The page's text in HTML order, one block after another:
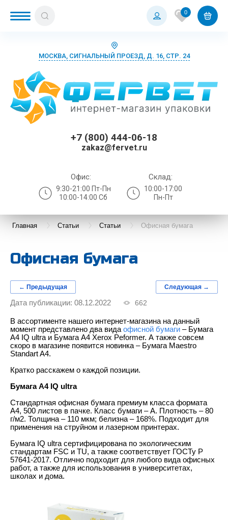
0
МОСКВА, СИГНАЛЬНЫЙ ПРОЕЗД, Д. 16, СТР. 24
+7 (800) 444-06-18
zakaz@fervet.ru
Офис:
9:30-21:00 Пт-Пн
10:00-14:00 Сб
Склад:
10:00-17:00
Пн-Пт
Главная Статьи Статьи Офисная бумага
Офисная бумага
← Предыдущая Следующая →
Дата публикации: 08.12.2022 662
В ассортименте нашего интернет-магазина на данный
момент представлено два вида офисной бумаги – Бумага
А4 IQ ultra и Бумага A4 Xerox Peformer. А также совсем
скоро в магазине появится новинка – Бумага Maestro
Standart A4.
Кратко расскажем о каждой позиции.
Бумага А4 IQ ultra
Стандартная офисная бумага премиум класса формата
A4, 500 листов в пачке. Класс бумаги – A. Плотность – 80
г/м2. Толщина – 110 мкм; белизна – 168%. Подходит для
применения на струйном и лазерном принтерах.
Бумага IQ ultra сертифицирована по экологическим
стандартам FSC и TU, а также соответствует ГОСТу Р
57641-2017. Отлично подходит для любого вида офисных
работ, а также для использования в университетах,
школах и дома.